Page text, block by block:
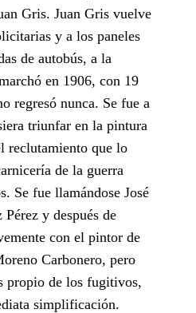
Gris. Juan Gris vuelve
y a los paneles
de autobús, a la
en 1906, con 19
regresó nunca. Se fue a
triunfar en la pintura
reclutamiento que lo
de la guerra
Se fue llamándose José
y después de
con el pintor de
Carbonero, pero
propio de los fugitivos,
simplificación.